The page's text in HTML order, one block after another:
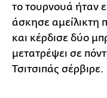
το τουρνουά ήταν
άσκησε αμείλικτη
και κέρδισε δύο
μετατρέψει σε
Τσιτσιπάς σέρβιρε.